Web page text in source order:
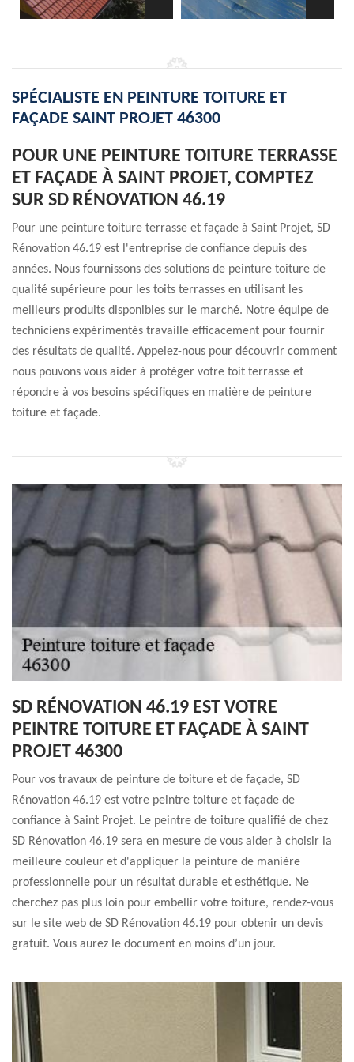
SPÉCIALISTE EN PEINTURE TOITURE ET
FAÇADE SAINT PROJET 46300
POUR UNE PEINTURE TOITURE TERRASSE
ET FAÇADE À SAINT PROJET, COMPTEZ
SUR SD RÉNOVATION 46.19
Pour une peinture toiture terrasse et façade à Saint Projet, SD
Rénovation 46.19 est l'entreprise de confiance depuis des
années. Nous fournissons des solutions de peinture toiture de
qualité supérieure pour les toits terrasses en utilisant les
meilleurs produits disponibles sur le marché. Notre équipe de
techniciens expérimentés travaille efficacement pour fournir
des résultats de qualité. Appelez-nous pour découvrir comment
nous pouvons vous aider à protéger votre toit terrasse et
répondre à vos besoins spécifiques en matière de peinture
toiture et façade.
SD RÉNOVATION 46.19 EST VOTRE
PEINTRE TOITURE ET FAÇADE À SAINT
PROJET 46300
Pour vos travaux de peinture de toiture et de façade, SD
Rénovation 46.19 est votre peintre toiture et façade de
confiance à Saint Projet. Le peintre de toiture qualifié de chez
SD Rénovation 46.19 sera en mesure de vous aider à choisir la
meilleure couleur et d'appliquer la peinture de manière
professionnelle pour un résultat durable et esthétique. Ne
cherchez pas plus loin pour embellir votre toiture, rendez-vous
sur le site web de SD Rénovation 46.19 pour obtenir un devis
gratuit. Vous aurez le document en moins d’un jour.